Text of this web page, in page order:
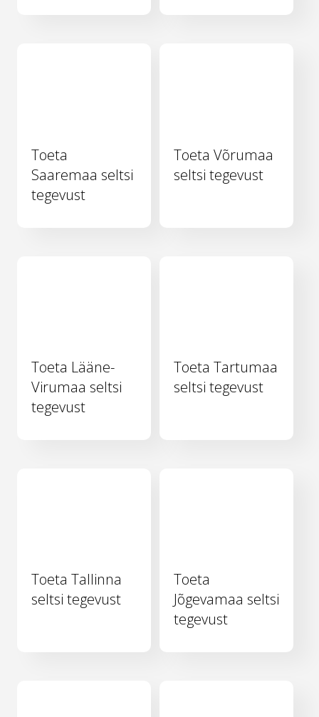
Toeta
Saaremaa seltsi
tegevust
Toeta Võrumaa
seltsi tegevust
Toeta Lääne-
Virumaa seltsi
tegevust
Toeta Tartumaa
seltsi tegevust
Toeta Tallinna
seltsi tegevust
Toeta
Jõgevamaa seltsi
tegevust